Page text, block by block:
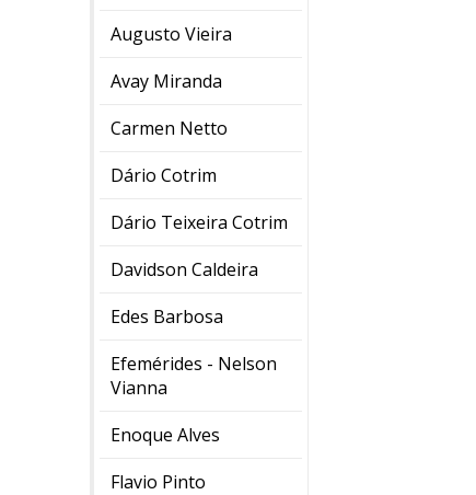
Augusto Vieira
Avay Miranda
Carmen Netto
Dário Cotrim
Dário Teixeira Cotrim
Davidson Caldeira
Edes Barbosa
Efemérides - Nelson
Vianna
Enoque Alves
Flavio Pinto